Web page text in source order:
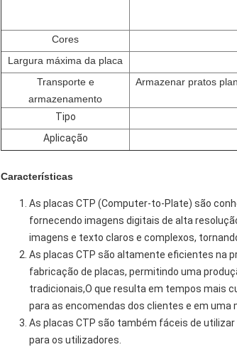
Cores
Largura máxima da placa
Transporte e
armazenamento
Armazenar pratos
Tipo
Aplicação
Características
As placas CTP (Computer-to-Plate) são
fornecendo imagens digitais de alta
imagens e texto claros e complexos,
As placas CTP são altamente eficientes na
fabricação de placas, permitindo uma
tradicionais,O que resulta em tempos mais
para as encomendas dos clientes e em uma
As placas CTP são também fáceis de
para os utilizadores.